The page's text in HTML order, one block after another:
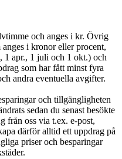
och anges i kr. Övrig
i kronor eller procent,
1 apr., 1 juli och 1 okt.) och
som har fått minst fyra
andra eventuella avgifter.
och tillgängligheten
sedan du senast besökte
från oss via t.ex. e-post,
därför alltid ett uppdrag på
priser och besparingar